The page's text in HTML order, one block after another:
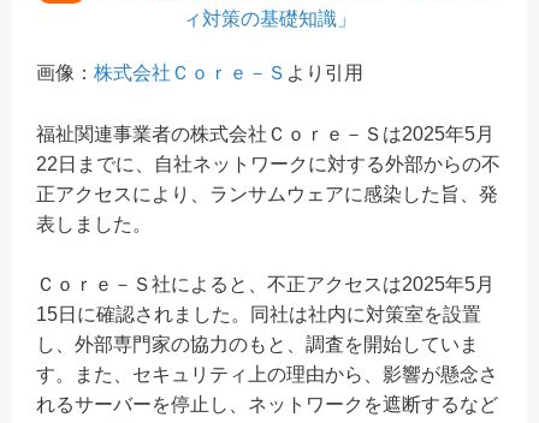
ィ対策の基礎知識」
画像： 株式会社Ｃｏｒｅ－Ｓ より引用
福祉関連事業者の株式会社Ｃｏｒｅ－Ｓは2025年5月
22日までに、自社ネットワークに対する外部からの不
正アクセスにより、ランサムウェアに感染した旨、発
表しました。
Ｃｏｒｅ－Ｓ社によると、不正アクセスは2025年5月
15日に確認されました。同社は社内に対策室を設置
し、外部専門家の協力のもと、調査を開始していま
す。また、セキュリティ上の理由から、影響が懸念さ
れるサーバーを停止し、ネットワークを遮断するなど